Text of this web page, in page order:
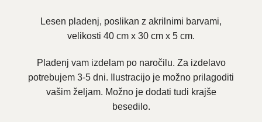
Lesen pladenj, poslikan z akrilnimi barvami,
velikosti 40 cm x 30 cm x 5 cm.
Pladenj vam izdelam po naročilu. Za izdelavo
potrebujem 3-5 dni. Ilustracijo je možno prilagoditi
vašim željam. Možno je dodati tudi krajše
besedilo.